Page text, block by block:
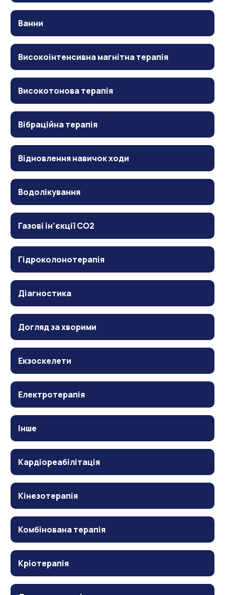
Ванни
Високоінтенсивна магнітна терапія
Високотонова терапія
Вібраційна терапія
Відновлення навичок ходи
Водолікування
Газові ін’єкції CO2
Гідроколонотерапія
Діагностика
Догляд за хворими
Екзоскелети
Електротерапія
Інше
Кардіореабілітація
Кінезотерапія
Комбінована терапія
Кріотерапія